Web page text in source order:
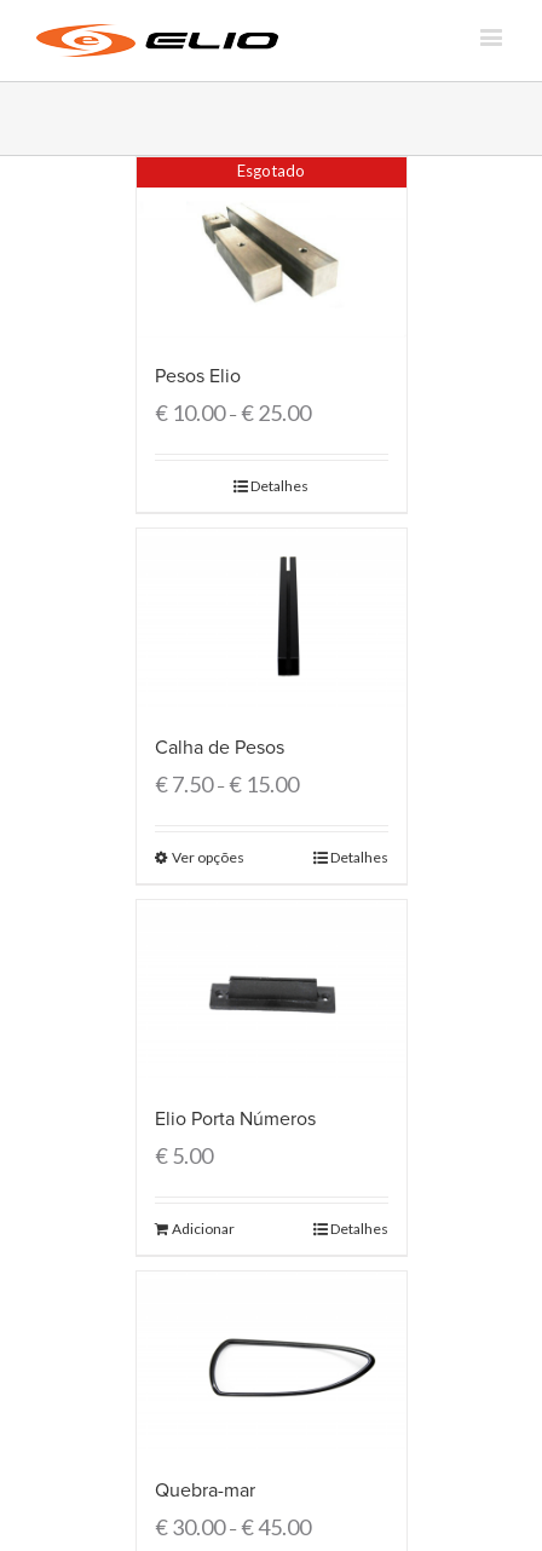
Esgotado
Pesos Elio
€10.00–€25.00
Detalhes
Calha de Pesos
€7.50–€15.00
Ver opções Detalhes
Elio Porta Números
€5.00
Adicionar Detalhes
Quebra-mar
€30.00–€45.00